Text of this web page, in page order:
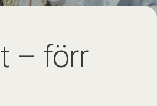
– förr